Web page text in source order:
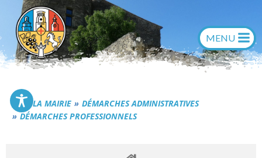
contenu
Commune de Générac
LA MAIRIE
DÉMARCHES ADMINISTRATIVES
DÉMARCHES PROFESSIONNELS